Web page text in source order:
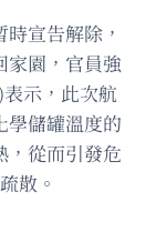
宣告解除，
家園，官員強
示，此次航
學儲罐溫度的
，從而引發危
散。